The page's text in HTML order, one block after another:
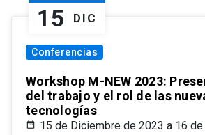
15 DIC
Conferencias
Workshop M-NEW 2023:
del trabajo y el rol de las
tecnologías
15 de Diciembre de 2023 a 16